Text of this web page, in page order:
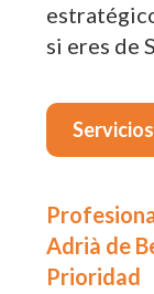
si eres de
Servicios
Adrià de
Prioridad